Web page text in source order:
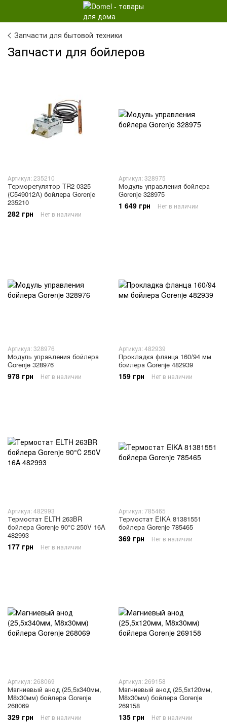
Запчасти для бытовой техники
Запчасти для бойлеров
Артикул: 235210
Терморегулятор TR2 0325
(C549012A) бойлера Gorenje
235210
282 грн Нет в наличии
Артикул: 328975
Модуль управления бойлера
Gorenje 328975
1 649 грн Нет в наличии
Артикул: 328976
Модуль управления бойлера
Gorenje 328976
978 грн Нет в наличии
Артикул: 482939
Прокладка фланца 160/94 мм
бойлера Gorenje 482939
159 грн Нет в наличии
Артикул: 482993
Термостат ELTH 263BR
бойлера Gorenje 90°С 250V 16A
482993
177 грн Нет в наличии
Артикул: 785465
Термостат EIKA 81381551
бойлера Gorenje 785465
369 грн Нет в наличии
Артикул: 268069
Магниевый анод (25,5х340мм,
M8х30мм) бойлера Gorenje
268069
329 грн Нет в наличии
Артикул: 269158
Магниевый анод (25,5х120мм,
M8х30мм) бойлера Gorenje
269158
135 грн Нет в наличии